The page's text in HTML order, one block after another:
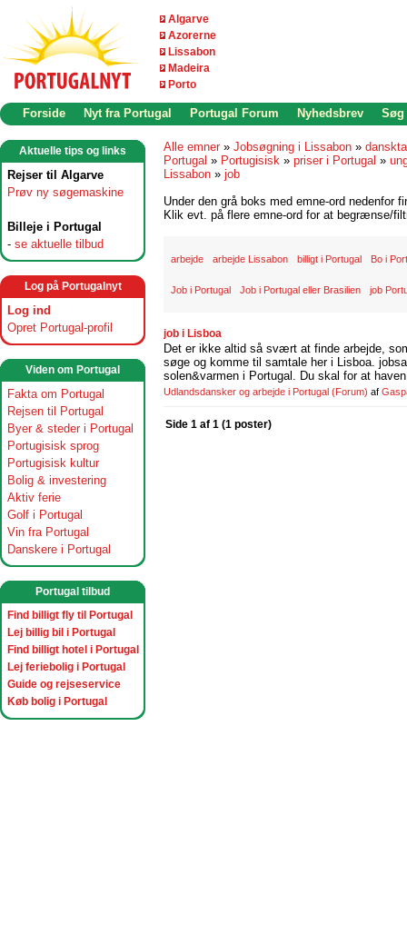
Algarve
Azorerne
Lissabon
Madeira
Porto
Forside Nyt fra Portugal Portugal Forum Nyhedsbrev Søg
Aktuelle tips og links
Rejser til Algarve
Prøv ny søgemaskine
Billeje i Portugal
- se aktuelle tilbud
Log på Portugalnyt
Log ind
Opret Portugal-profil
Viden om Portugal
Fakta om Portugal
Rejsen til Portugal
Byer & steder i Portugal
Portugisisk sprog
Portugisisk kultur
Bolig & investering
Aktiv ferie
Golf i Portugal
Vin fra Portugal
Danskere i Portugal
Portugal tilbud
Find billigt fly til Portugal
Lej billig bil i Portugal
Find billigt hotel i Portugal
Lej feriebolig i Portugal
Guide og rejseservice
Køb bolig i Portugal
Alle emner » Jobsøgning i Lissabon »
Portugal » Portugisisk » priser i Portugal »
Lissabon » job
Under den grå boks med emne-ord nedenfor
Klik evt. på flere emne-ord for at begrænse/
arbejde arbejde Lissabon billigt i Portugal Bo i
Job i Portugal Job i Portugal eller Brasilien job
job i Lisboa
Det er ikke altid så svært at finde arbejde,
søge og komme til samtale her i Lisboa.
solen&varmen i Portugal. Du skal for at
Udlandsdansker og arbejde i Portugal (Forum) af
Side 1 af 1 (1 poster)